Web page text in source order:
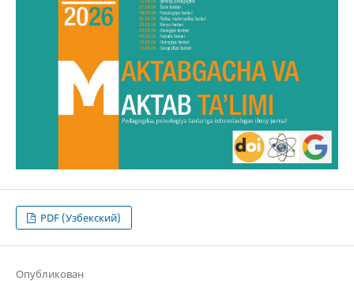
PDF (Узбекский)
Опубликован